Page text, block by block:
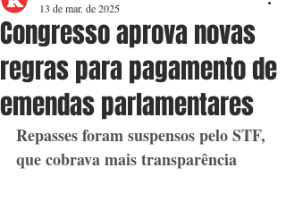
Congresso aprova novas
regras para pagamento de
emendas parlamentares
13 de mar. de 2025
Repasses foram suspensos pelo STF,
que cobrava mais transparência